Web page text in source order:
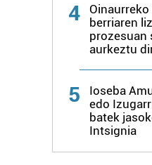
4
berriaren
prozesuan
aurkeztu
5
Ioseba
edo
batek
Intsignia